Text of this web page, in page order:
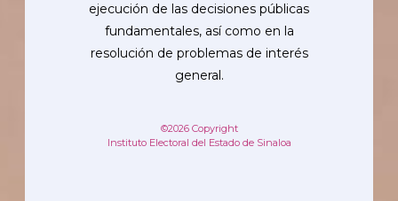
ejecución de las decisiones públicas
fundamentales, así como en la
resolución de problemas de interés
general.
©2026 Copyright
Instituto Electoral del Estado de Sinaloa